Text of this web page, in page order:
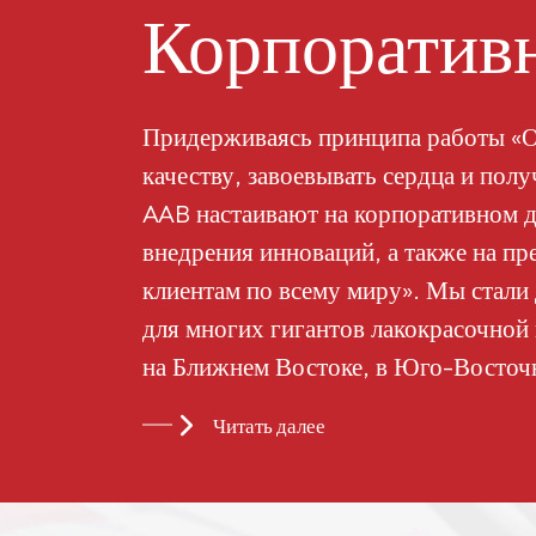
Придерживаясь принципа работы
качеству, завоевывать сердца и
AAB настаивают на корпоративном
внедрения инноваций, а также на
клиентам по всему миру». Мы
для многих гигантов
на Ближнем Востоке, в Юго-
Читать далее